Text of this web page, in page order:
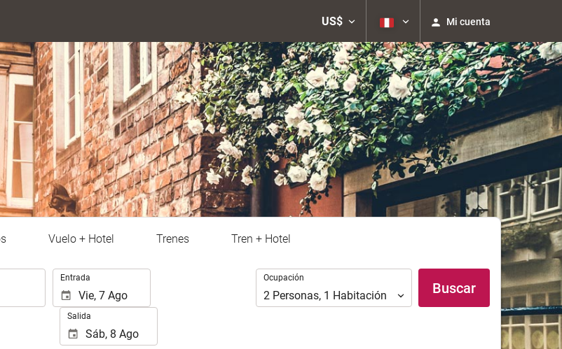
US$ Mi cuenta
Vuelo + Hotel Trenes Tren + Hotel
Entrada
Salida
Ocupación
Ocupación
2 Personas, 1 Habitación Buscar